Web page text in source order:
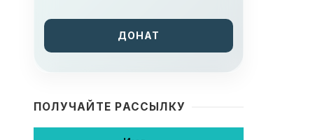
ДОНАТ
ПОЛУЧАЙТЕ РАССЫЛКУ